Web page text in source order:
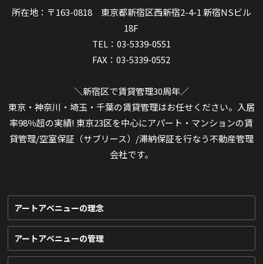
所在地：〒163-0818 東京都新宿区西新宿2-4-1 新宿NSビル
18F
TEL：03-5339-0551
FAX：03-5339-0552
＼新宿区で賃貸管理30周年／
東京・神奈川・埼玉・千葉の賃貸管理はお任せください。入居
率98％超の実績! 東京23区を中心にアパート・マンションの賃
貸管理/空室保証（サブリース）/滞納保証を行なう不動産管理
会社です。
アートアベニューの理念
アートアベニューの管理